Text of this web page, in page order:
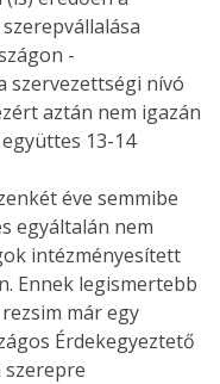
-
szervezettségi nívó
aztán nem igazán
együttes 13-14
éve semmibe
egyáltalán nem
intézményesített
Ennek legismertebb
már egy
Érdekegyeztető
szerepre